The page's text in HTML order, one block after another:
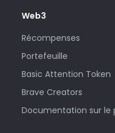
Web3
Récompenses
Portefeuille
Basic Attention Token
Brave Creators
Documentation sur le